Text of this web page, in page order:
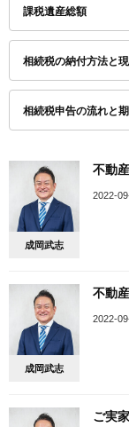
課税遺産総額
相続税の納付方法と
相続税申告の流れと
成岡武志
不動
2022-
成岡武志
不動
2022-
ご実